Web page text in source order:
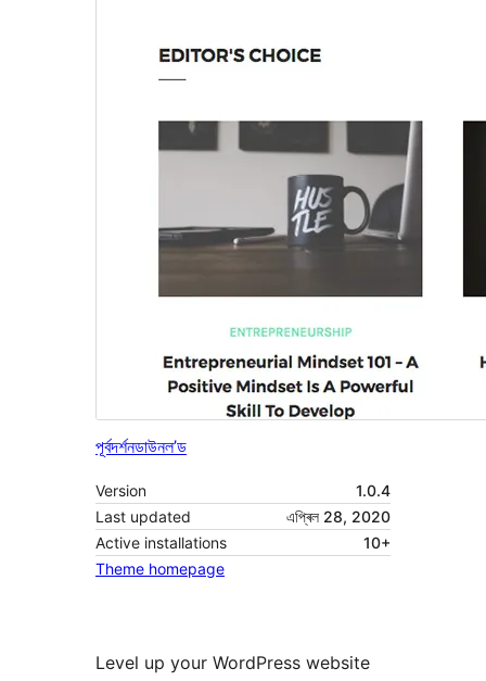
পূৰ্বদৰ্শনডাউনল’ড
Version
1.0.4
Last updated
এপ্ৰিল 28, 2020
Active installations
10+
Theme homepage
Level up your WordPress website